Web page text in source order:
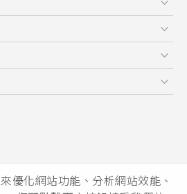
優化網站功能、分析網站效能、